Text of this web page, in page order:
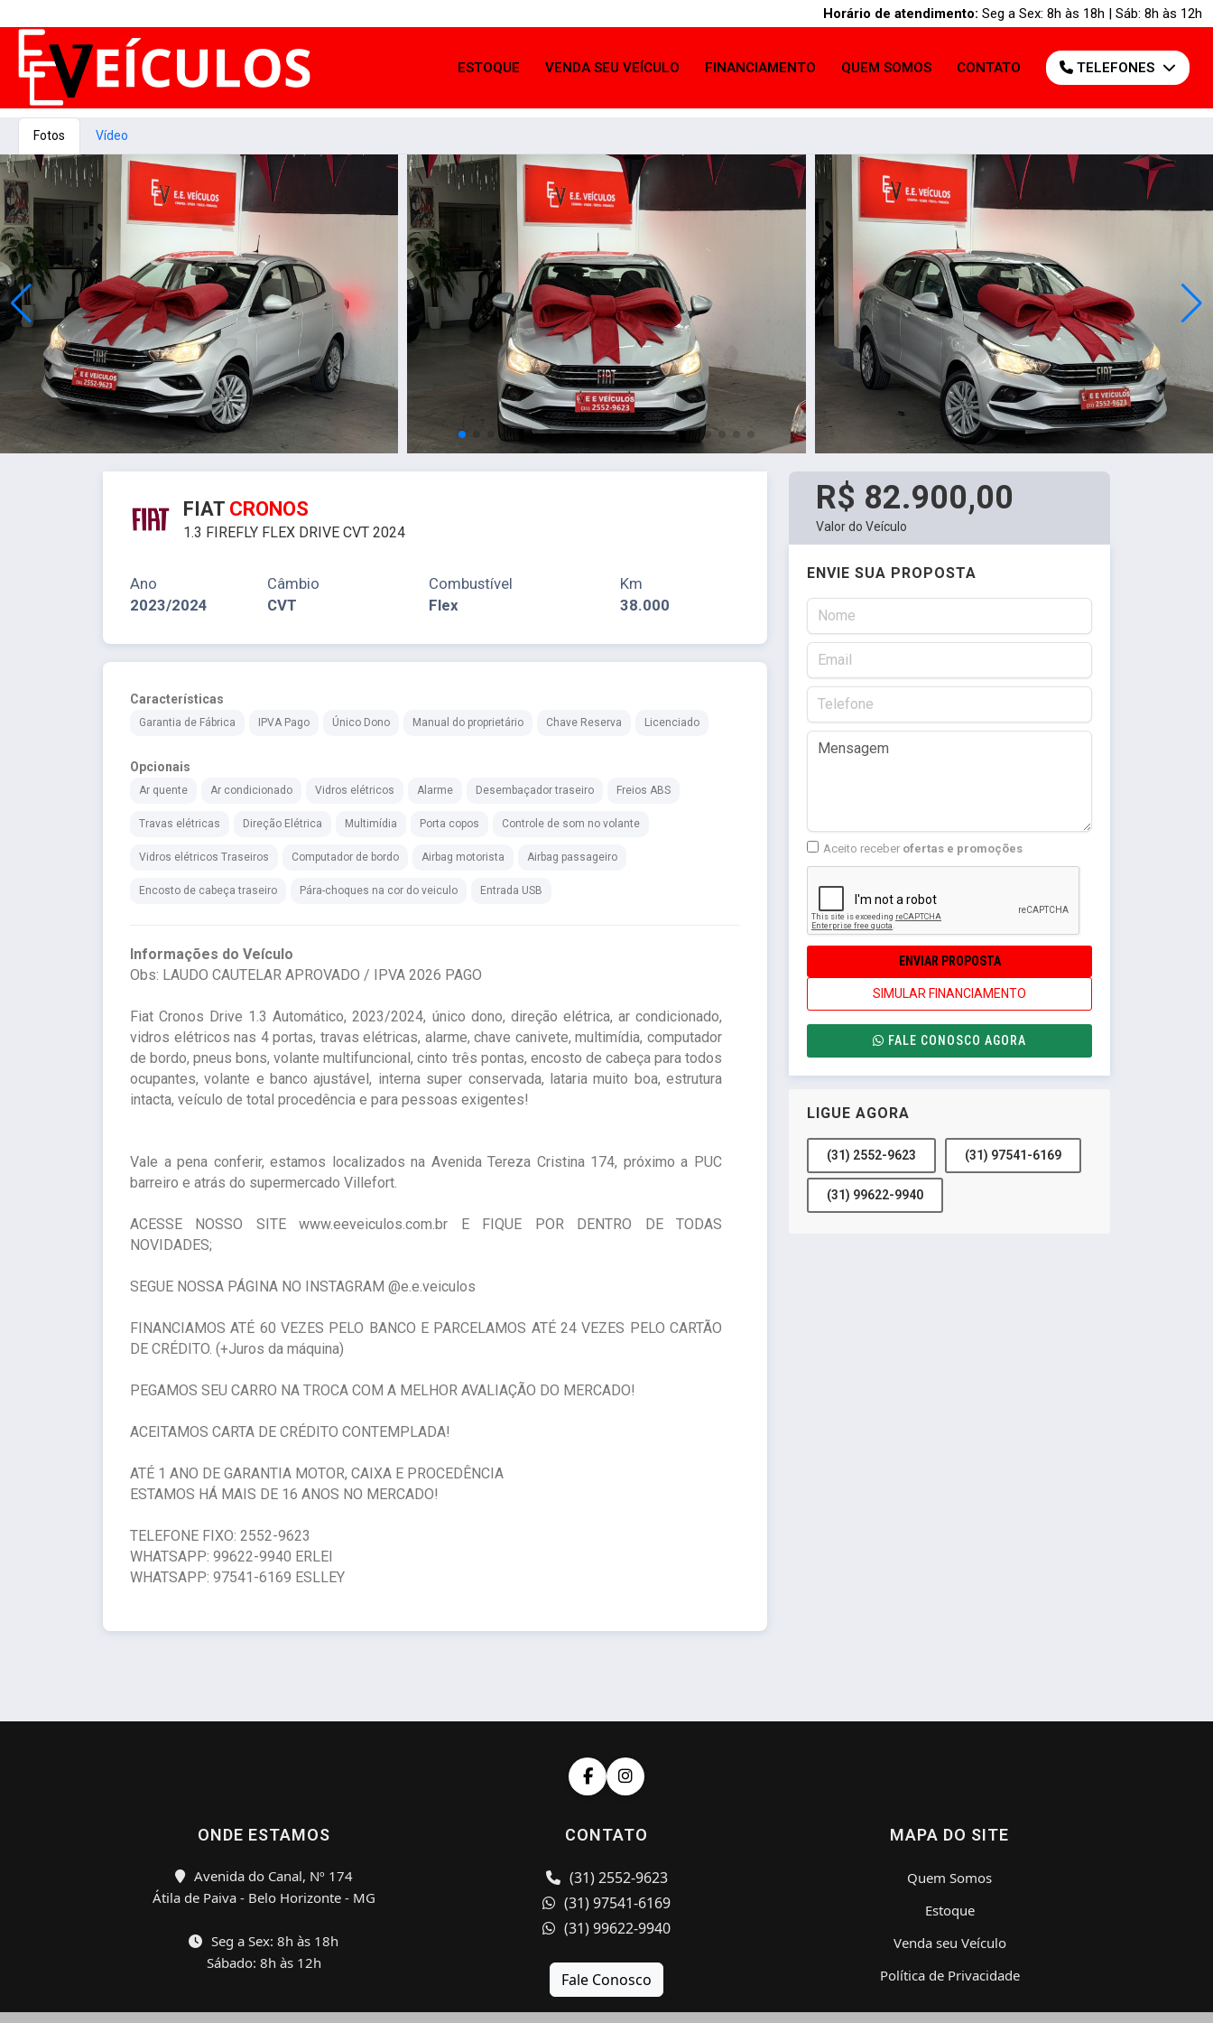
Horário de atendimento: Seg a Sex: 8h às 18h | Sáb: 8h às 12h
ESTOQUE VENDA SEU VEÍCULO FINANCIAMENTO QUEM SOMOS CONTATO TELEFONES
Fotos Vídeo
FIAT CRONOS
1.3 FIREFLY FLEX DRIVE CVT 2024
Ano
2023/2024
Câmbio
CVT
Combustível
Flex
Km
38.000
Características
Garantia de Fábrica IPVA Pago Único Dono Manual do proprietário Chave Reserva Licenciado
Opcionais
Ar quente Ar condicionado Vidros elétricos Alarme Desembaçador traseiro Freios ABS
Travas elétricas Direção Elétrica Multimídia Porta copos Controle de som no volante
Vidros elétricos Traseiros Computador de bordo Airbag motorista Airbag passageiro
Encosto de cabeça traseiro Pára-choques na cor do veiculo Entrada USB
Informações do Veículo
Obs: LAUDO CAUTELAR APROVADO / IPVA 2026 PAGO
Fiat Cronos Drive 1.3 Automático, 2023/2024, único dono, direção elétrica, ar condicionado,
vidros elétricos nas 4 portas, travas elétricas, alarme, chave canivete, multimídia, computador
de bordo, pneus bons, volante multifuncional, cinto três pontas, encosto de cabeça para todos
ocupantes, volante e banco ajustável, interna super conservada, lataria muito boa, estrutura
intacta, veículo de total procedência e para pessoas exigentes!
Vale a pena conferir, estamos localizados na Avenida Tereza Cristina 174, próximo a PUC
barreiro e atrás do supermercado Villefort.
ACESSE NOSSO SITE www.eeveiculos.com.br E FIQUE POR DENTRO DE TODAS
NOVIDADES;
SEGUE NOSSA PÁGINA NO INSTAGRAM @e.e.veiculos
FINANCIAMOS ATÉ 60 VEZES PELO BANCO E PARCELAMOS ATÉ 24 VEZES PELO CARTÃO
DE CRÉDITO. (+Juros da máquina)
PEGAMOS SEU CARRO NA TROCA COM A MELHOR AVALIAÇÃO DO MERCADO!
ACEITAMOS CARTA DE CRÉDITO CONTEMPLADA!
ATÉ 1 ANO DE GARANTIA MOTOR, CAIXA E PROCEDÊNCIA
ESTAMOS HÁ MAIS DE 16 ANOS NO MERCADO!
TELEFONE FIXO: 2552-9623
WHATSAPP: 99622-9940 ERLEI
WHATSAPP: 97541-6169 ESLLEY
R$ 82.900,00
Valor do Veículo
ENVIE SUA PROPOSTA
Aceito receber ofertas e promoções
ENVIAR PROPOSTA
SIMULAR FINANCIAMENTO
FALE CONOSCO AGORA
LIGUE AGORA
(31) 2552-9623 (31) 97541-6169
(31) 99622-9940
ONDE ESTAMOS
Avenida do Canal, Nº 174
Átila de Paiva - Belo Horizonte - MG
Seg a Sex: 8h às 18h
Sábado: 8h às 12h
CONTATO
(31) 2552-9623
(31) 97541-6169
(31) 99622-9940
Fale Conosco
MAPA DO SITE
Quem Somos
Estoque
Venda seu Veículo
Política de Privacidade